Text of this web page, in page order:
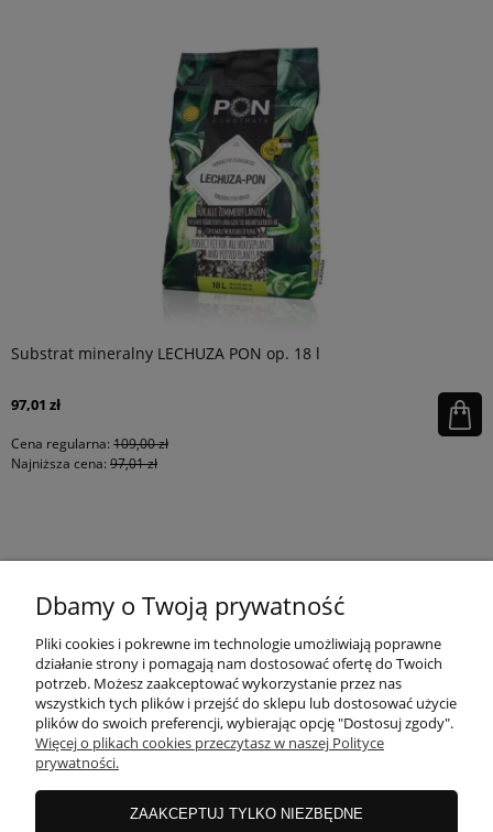
Substrat mineralny LECHUZA PON op. 18 l
97,01 zł
Cena regularna: 109,00 zł
Najniższa cena: 97,01 zł
MOJE KONTO
PŁATNOŚCI I DOSTAWA
INFORMACJE
Dbamy o Twoją prywatność
Pliki cookies i pokrewne im technologie umożliwiają poprawne
działanie strony i pomagają nam dostosować ofertę do Twoich
potrzeb. Możesz zaakceptować wykorzystanie przez nas
wszystkich tych plików i przejść do sklepu lub dostosować użycie
plików do swoich preferencji, wybierając opcję "Dostosuj zgody".
Więcej o plikach cookies przeczytasz w naszej Polityce
prywatności.
ZAAKCEPTUJ TYLKO NIEZBĘDNE